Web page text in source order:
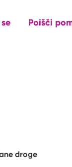
Poišči
droge